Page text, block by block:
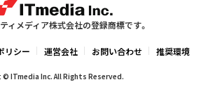
ィメディア株式会社の登録商標です。
リシー 運営会社 お問い合わせ 推奨環境
ITmedia Inc. All Rights Reserved.